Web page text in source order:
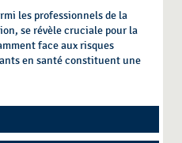
les professionnels de la
se révèle cruciale pour la
face aux risques
en santé constituent une